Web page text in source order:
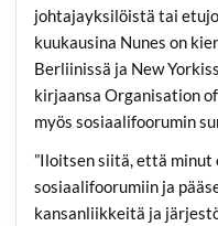
johtajayksilöistä tai
kuukausina Nunes on
Berliinissä ja New
kirjaansa Organisation
myös sosiaalifoorumin
”Iloitsen siitä, että minut
sosiaalifoorumiin ja
kansanliikkeitä ja